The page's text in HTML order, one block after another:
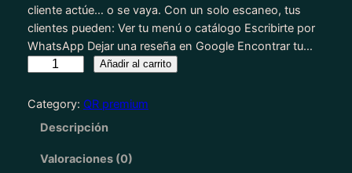
cliente actúe… o se vaya. Con un solo escaneo, tus
clientes pueden: Ver tu menú o catálogo Escribirte por
WhatsApp Dejar una reseña en Google Encontrar tu…
d
Añadir al carrito
Category: QR premium
Descripción
Valoraciones (0)